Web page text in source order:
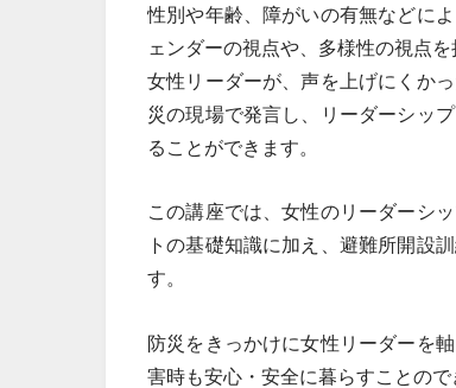
性別や年齢、障がいの有無などに
ェンダーの視点や、多様性の視点
女性リーダーが、声を上げにくか
災の現場で発言し、リーダーシッ
ることができます。
この講座では、女性のリーダーシ
トの基礎知識に加え、避難所開設
す。
防災をきっかけに女性リーダーを
害時も安心・安全に暮らすことの